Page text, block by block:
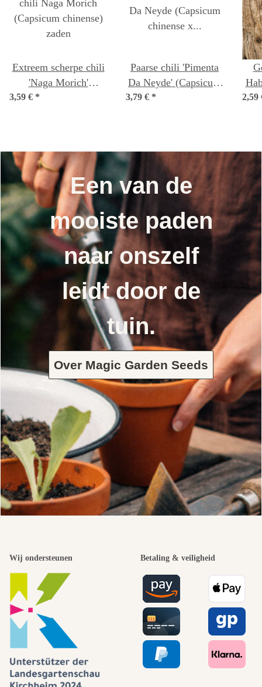
Extreem scherpe chili
'Naga Morich'
(Capsicum chinense)
3,59 € *
Paarse chili 'Pimenta
Da Neyde' (Capsicum
chinense x annuum)
3,79 € * 2,59
Een van de
mooiste paden
naar onszelf
leidt door de
tuin.
Over Magic Garden Seeds
Wij ondersteunen Betaling & veiligheid